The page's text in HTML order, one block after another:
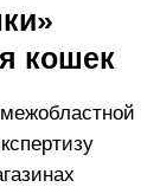
кошек